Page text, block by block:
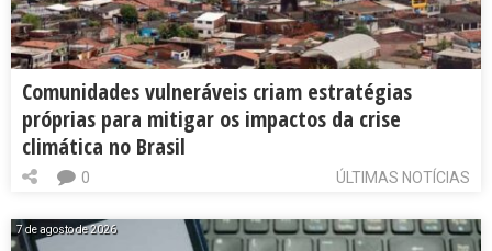
Comunidades vulneráveis criam estratégias
próprias para mitigar os impactos da crise
climática no Brasil
ÚLTIMAS NOTÍCIAS
0
7 de agosto de 2026